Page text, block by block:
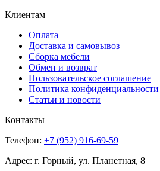
Клиентам
Оплата
Доставка и самовывоз
Сборка мебели
Обмен и возврат
Пользовательское соглашение
Политика конфиденциальности
Статьи и новости
Контакты
Телефон: +7 (952) 916-69-59
Адрес: г. Горный, ул. Планетная, 8